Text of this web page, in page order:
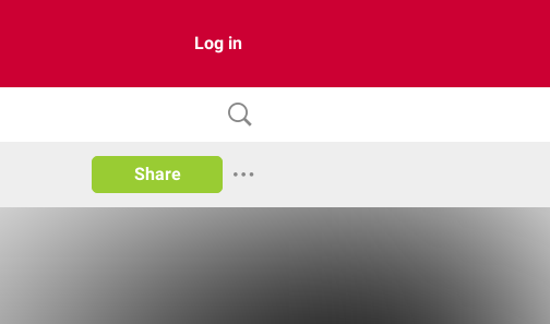
Log in
Share